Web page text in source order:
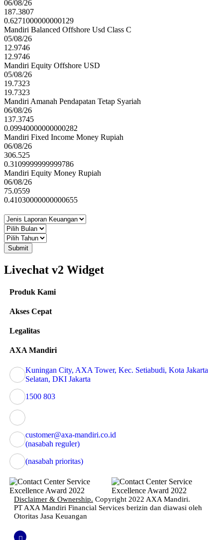
06/08/26
187.3807
0.6271000000000129
Mandiri Balanced Offshore Usd Class C
05/08/26
12.9746
12.9746
Mandiri Equity Offshore USD
05/08/26
19.7323
19.7323
Mandiri Amanah Pendapatan Tetap Syariah
06/08/26
137.3745
0.09940000000000282
Mandiri Fixed Income Money Rupiah
06/08/26
306.525
0.3109999999999786
Mandiri Equity Money Rupiah
06/08/26
75.0559
0.41030000000000655
Submit
Livechat v2 Widget
Produk Kami
Akses Cepat
Legalitas
AXA Mandiri
Kuningan City, AXA Tower, Kec. Setiabudi, Kota Jakarta
Selatan, DKI Jakarta
1500 803
customer@axa-mandiri.co.id
(nasabah reguler)
(nasabah prioritas)
Disclaimer & Ownership. Copyright 2022 AXA Mandiri.
PT AXA Mandiri Financial Services berizin dan diawasi oleh
Otoritas Jasa Keuangan